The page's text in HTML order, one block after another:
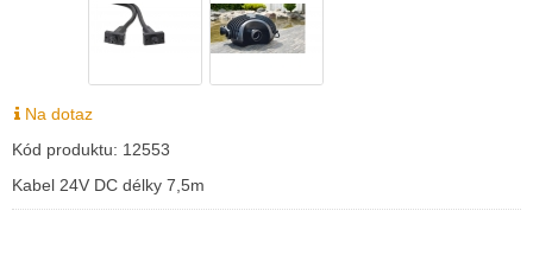
Na dotaz
Kód produktu: 12553
Kabel 24V DC délky 7,5m